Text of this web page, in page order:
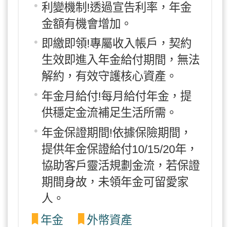
利變機制!透過宣告利率，年金
金額有機會增加。
即繳即領!專屬收入帳戶，契約
生效即進入年金給付期間，無法
解約，有效守護核心資產。
年金月給付!每月給付年金，提
供穩定金流補足生活所需。
年金保證期間!依據保險期間，
提供年金保證給付10/15/20年，
協助客戶靈活規劃金流，若保證
期間身故，未領年金可留愛家
人。
年金
外幣資產